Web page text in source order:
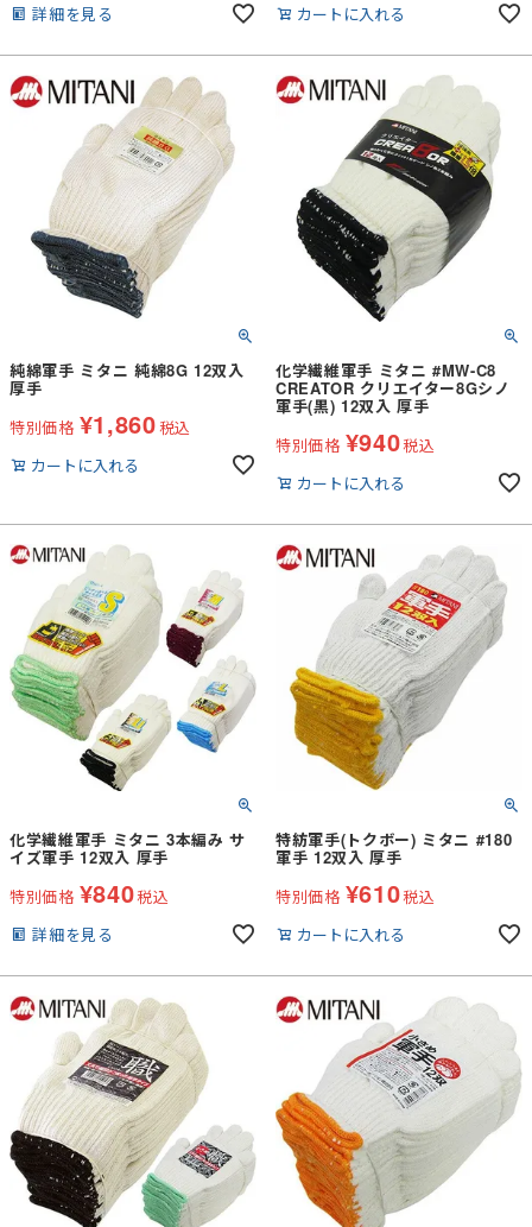
詳細を見る
カートに入れる
純綿軍手 ミタニ 純綿8G 12双入
厚手
特別価格 ¥1,860税込
カートに入れる
化学繊維軍手 ミタニ #MW-C8
CREATOR クリエイター8Gシノ
軍手(黒) 12双入 厚手
特別価格 ¥940税込
カートに入れる
化学繊維軍手 ミタニ 3本編み サ
イズ軍手 12双入 厚手
特別価格 ¥840税込
詳細を見る
特紡軍手(トクボー) ミタニ #180
軍手 12双入 厚手
特別価格 ¥610税込
カートに入れる